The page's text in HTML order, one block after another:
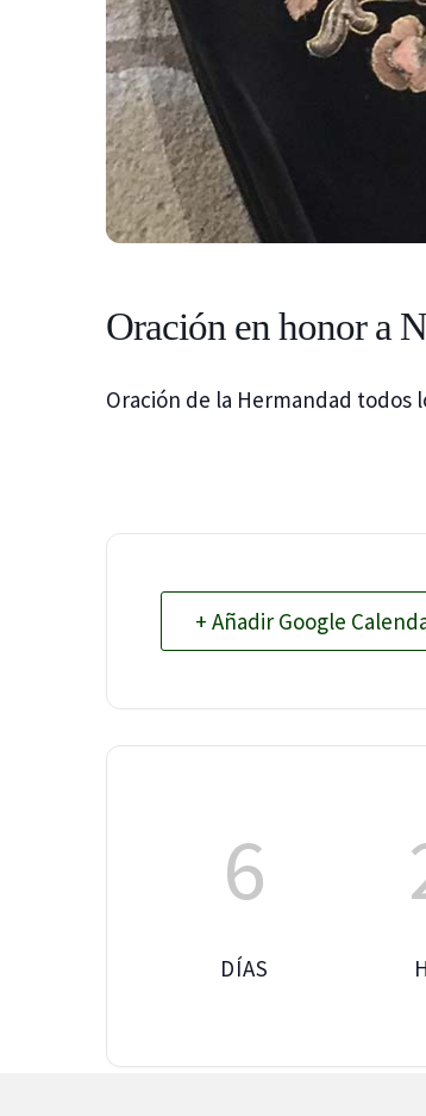
Oración en honor a
Oración de la Hermandad todos
+ Añadir Google
6
DÍAS